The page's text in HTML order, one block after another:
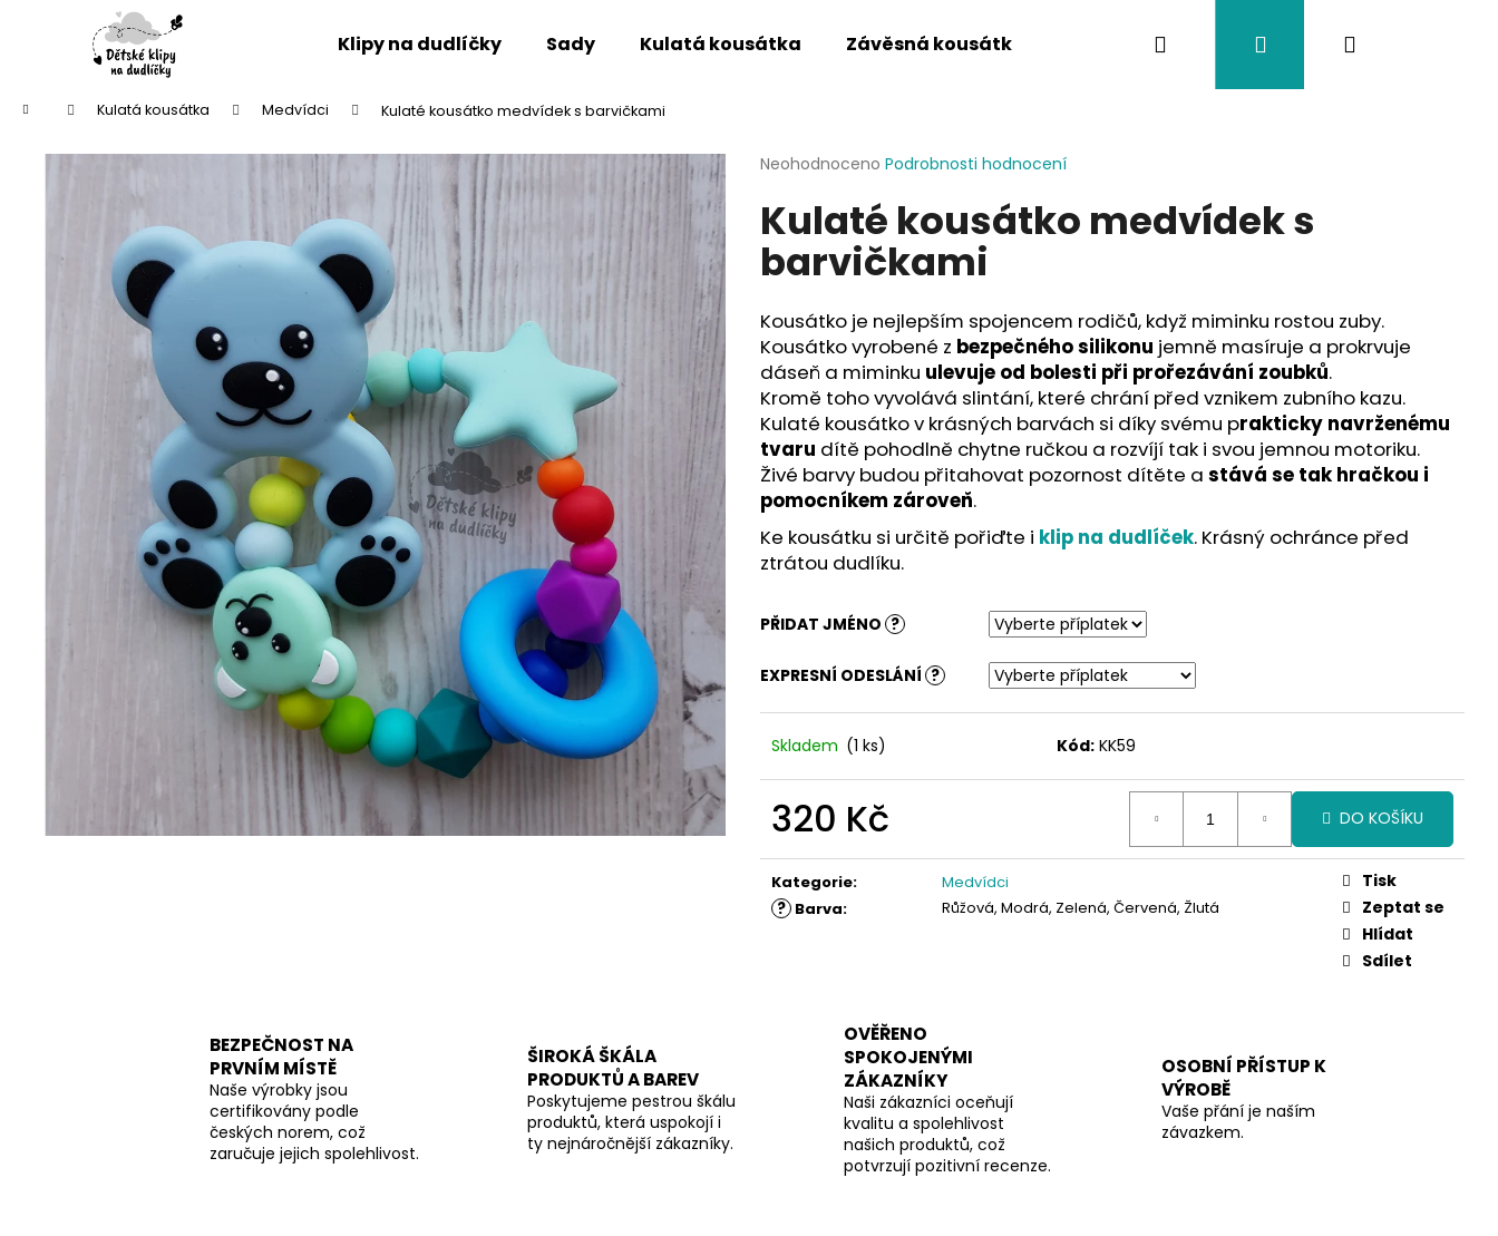
Klipy na dudlíčky Sady Kulatá kousátka Závěsná kousátka Závěsy na kočárek Twistík kousátka
Hledat PřihlášeníNákupní
Domů Kulatá kousátka Medvídci Kulaté kousátko medvídek s barvičkami
Průměrné
produktu
je
0,0
hvězdiček.
Neohodnoceno Podrobnosti hodnocení
Kulaté kousátko medvídek s
barvičkami
Kousátko je nejlepším spojencem rodičů, když miminku rostou zuby.
Kousátko vyrobené z bezpečného silikonu jemně masíruje a prokrvuje
dáseň a miminku ulevuje od bolesti při prořezávání zoubků.
Kromě toho vyvolává slintání, které chrání před vznikem zubního kazu.
Kulaté kousátko v krásných barvách si díky svému prakticky navrženému
tvaru dítě pohodlně chytne ručkou a rozvíjí tak i svou jemnou motoriku.
Živé barvy budou přitahovat pozornost dítěte a stává se tak hračkou i
pomocníkem zároveň.
Ke kousátku si určitě pořiďte i klip na dudlíček. Krásný ochránce před
ztrátou dudlíku.
PŘIDAT JMÉNO ?
EXPRESNÍ ODESLÁNÍ ?
Skladem (1 ks) Kód: KK59
320 Kč
cena:
DO KOŠÍKU
Kategorie: Medvídci
? Barva: Růžová, Modrá, Zelená, Červená, Žlutá
Tisk
Zeptat se
Hlídat
Sdílet
BEZPEČNOST NA
PRVNÍM MÍSTĚ
Naše výrobky jsou
certifikovány podle
českých norem, což
zaručuje jejich spolehlivost.
ŠIROKÁ ŠKÁLA
PRODUKTŮ A BAREV
Poskytujeme pestrou škálu
produktů, která uspokojí i
ty nejnáročnější zákazníky.
OVĚŘENO
SPOKOJENÝMI
ZÁKAZNÍKY
Naši zákazníci oceňují
kvalitu a spolehlivost
našich produktů, což
potvrzují pozitivní recenze.
OSOBNÍ PŘÍSTUP K
VÝROBĚ
Vaše přání je naším
závazkem.
Zpět
obchodu
Zpět
obchodu
Co potřebujete najít?
HLEDAT
Doporučujeme